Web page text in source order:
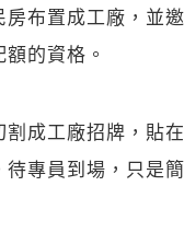
布置成工廠，並
的資格。
成工廠招牌，貼
專員到場，只是